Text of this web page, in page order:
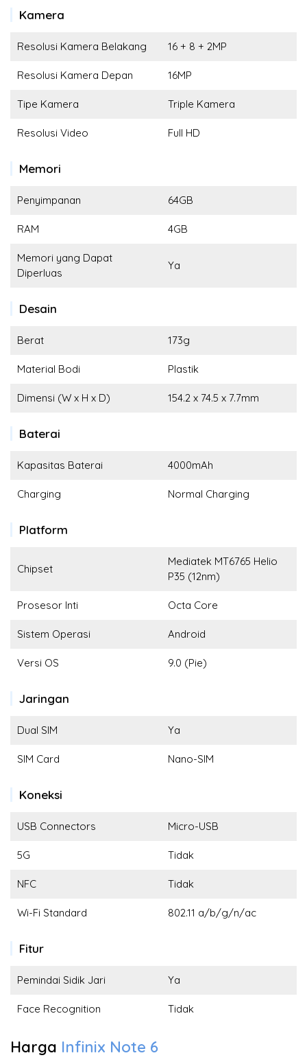
Kamera
Resolusi Kamera Belakang 16 + 8 + 2MP
Resolusi Kamera Depan 16MP
Tipe Kamera Triple Kamera
Resolusi Video Full HD
Memori
Penyimpanan 64GB
RAM 4GB
Memori yang Dapat
Diperluas
Ya
Desain
Berat 173g
Material Bodi Plastik
Dimensi (W x H x D) 154.2 x 74.5 x 7.7mm
Baterai
Kapasitas Baterai 4000mAh
Charging Normal Charging
Platform
Chipset
Mediatek MT6765 Helio
P35 (12nm)
Prosesor Inti Octa Core
Sistem Operasi Android
Versi OS 9.0 (Pie)
Jaringan
Dual SIM Ya
SIM Card Nano-SIM
Koneksi
USB Connectors Micro-USB
5G Tidak
NFC Tidak
Wi-Fi Standard 802.11 a/b/g/n/ac
Fitur
Pemindai Sidik Jari Ya
Face Recognition Tidak
Harga Infinix Note 6